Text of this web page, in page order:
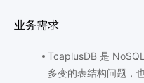
业务需求
TcaplusDB 是
多变的表结构问题，